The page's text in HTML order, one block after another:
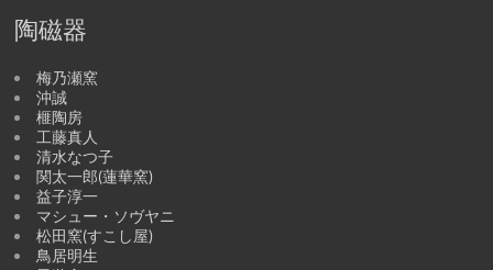
陶磁器
梅乃瀬窯
沖誠
榧陶房
工藤真人
清水なつ子
関太一郎(蓮華窯)
益子淳一
マシュー・ソヴヤニ
松田窯(すこし屋)
鳥居明生